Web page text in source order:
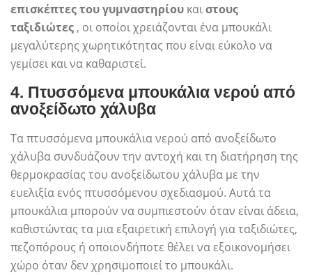
επισκέπτες του γυμναστηρίου καιστους
ταξιδιώτες , οι οποίοι χρειάζονται ένα μπουκάλι
μεγαλύτερης χωρητικότητας που είναι εύκολο να
γεμίσει και να καθαριστεί.
4. Πτυσσόμενα μπουκάλια νερού από
ανοξείδωτο χάλυβα
Τα πτυσσόμενα μπουκάλια νερού από ανοξείδωτο
χάλυβα συνδυάζουν την αντοχή και τη διατήρηση της
θερμοκρασίας του ανοξείδωτου χάλυβα με την
ευελιξία ενός πτυσσόμενου σχεδιασμού. Αυτά τα
μπουκάλια μπορούν να συμπιεστούν όταν είναι άδεια,
καθιστώντας τα μια εξαιρετική επιλογή για ταξιδιώτες,
πεζοπόρους ή οποιονδήποτε θέλει να εξοικονομήσει
χώρο όταν δεν χρησιμοποιεί το μπουκάλι.